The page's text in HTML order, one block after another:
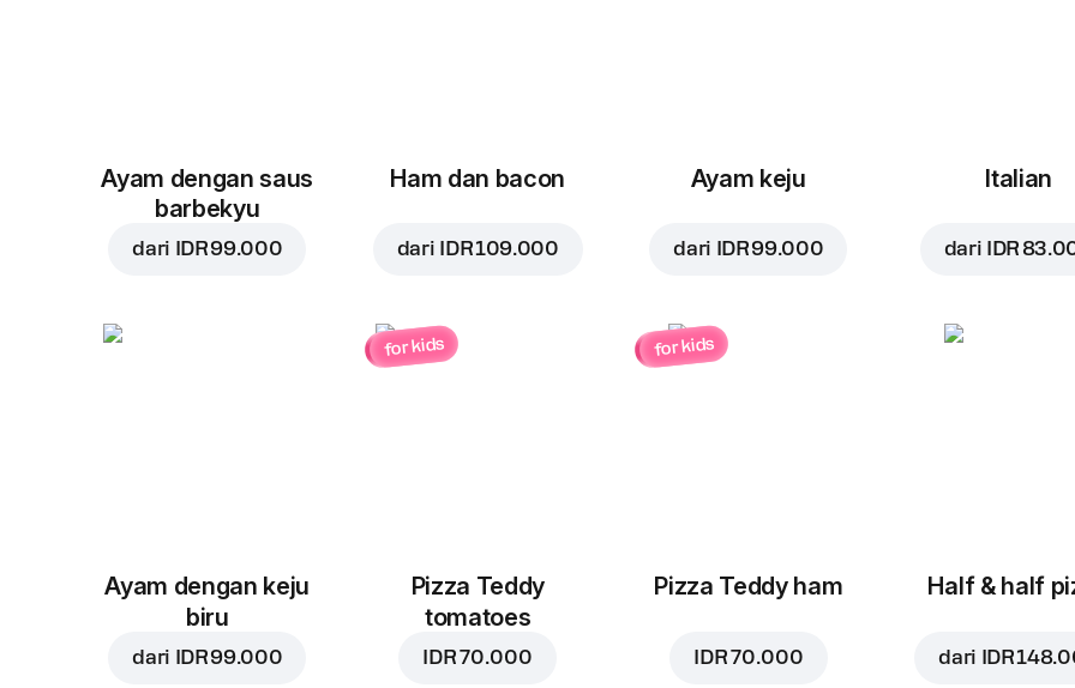
Ayam dengan saus
barbekyu
dari IDR 99.000
Ham dan bacon
dari IDR 109.000
Ayam keju
dari IDR 99.000
Italian
dari IDR
Ayam dengan keju
biru
dari IDR 99.000
for kids
Pizza Teddy
tomatoes
IDR 70.000
for kids
Pizza Teddy ham
IDR 70.000
Half & half
dari IDR